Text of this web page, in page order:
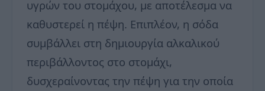
υγρών του στομάχου, με αποτέλεσμα να
καθυστερεί η πέψη. Επιπλέον, η σόδα
συμβάλλει στη δημιουργία αλκαλικού
περιβάλλοντος στο στομάχι,
δυσχεραίνοντας την πέψη για την οποία